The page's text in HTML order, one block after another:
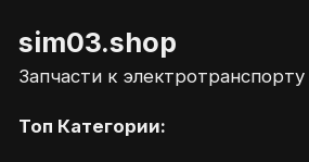
sim03.shop
Запчасти к электротранспорту
Топ Категории: